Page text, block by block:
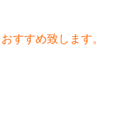
すすめ致します。